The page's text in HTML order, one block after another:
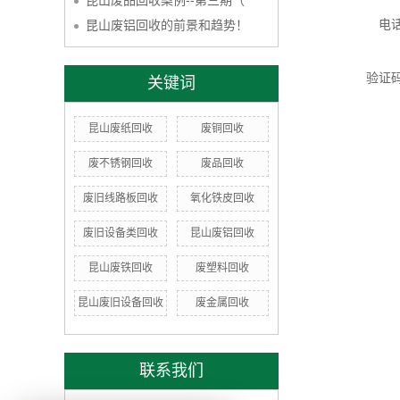
昆山废铝回收的前景和趋势！
关键词
昆山废纸回收 废铜回收
废不锈钢回收 废品回收
废旧线路板回收 氧化铁皮回收
废旧设备类回收 昆山废铝回收
昆山废铁回收 废塑料回收
昆山废旧设备回收 废金属回收
联系我们
电
验证